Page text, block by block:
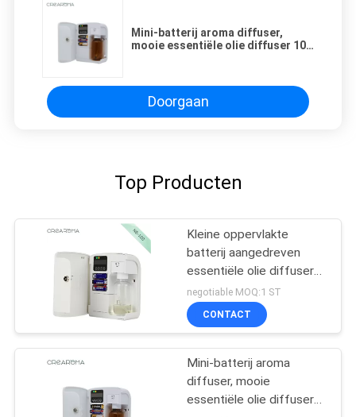
Mini-batterij aroma diffuser,
mooie essentiële olie diffuser 100
Doorgaan
Top Producten
Kleine oppervlakte
batterij aangedreven
essentiële olie diffuser
PP Materail voor
hotelkamer
negotiable MOQ:1 ST
CONTACT
Mini-batterij aroma
diffuser, mooie
essentiële olie diffuser